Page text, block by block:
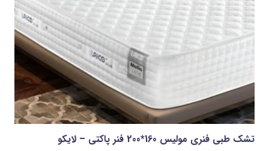
تشک طبی فنری مولیس 160*200 فنر پاکتی – لایکو